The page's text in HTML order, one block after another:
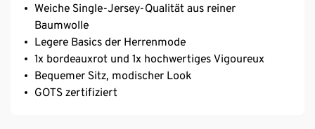
Weiche Single-Jersey-Qualität aus reiner
Baumwolle
Legere Basics der Herrenmode
1x bordeauxrot und 1x hochwertiges Vigoureux
Bequemer Sitz, modischer Look
GOTS zertifiziert